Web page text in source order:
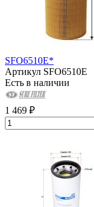
SFO6510E*
Артикул SFO6510E
Есть в наличии
1 469 ₽